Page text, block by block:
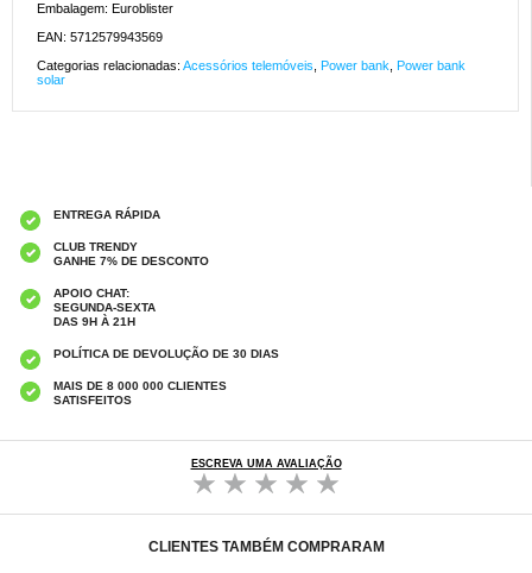
Embalagem: Euroblister
EAN: 5712579943569
Categorias relacionadas: Acessórios telemóveis Power bank
Power bank
solar
ENTREGA RÁPIDA
CLUB TRENDY
GANHE 7% DE DESCONTO
APOIO CHAT:
SEGUNDA-SEXTA
DAS 9H À 21H
POLÍTICA DE DEVOLUÇÃO DE 30 DIAS
MAIS DE 8 000 000 CLIENTES
SATISFEITOS
ESCREVA UMA AVALIAÇÃO
CLIENTES TAMBÉM COMPRARAM